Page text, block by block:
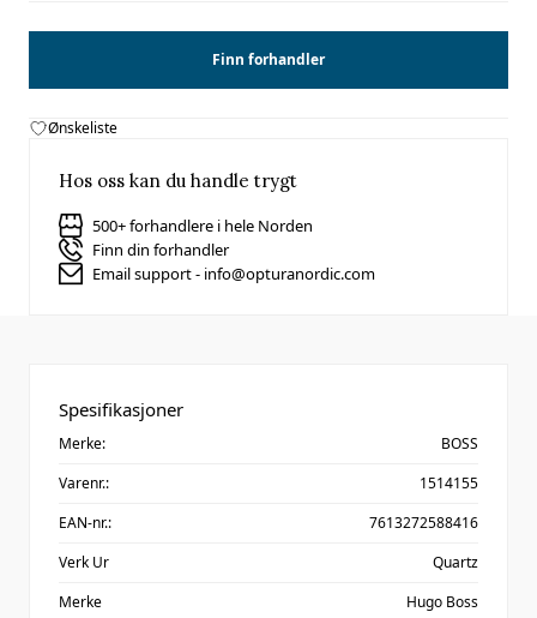
Finn forhandler
Ønskeliste
Hos oss kan du handle trygt
500+ forhandlere i hele Norden
Finn din forhandler
Email support - info@opturanordic.com
Spesifikasjoner
Merke:
BOSS
Varenr.:
1514155
EAN-nr.:
7613272588416
Verk Ur
Quartz
Merke
Hugo Boss